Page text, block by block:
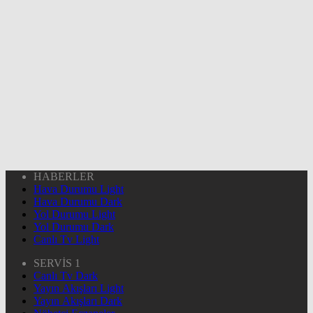
HABERLER
Hava Durumu Light
Hava Durumu Dark
Yol Durumu Light
Yol Durumu Dark
Canlı Tv Light
SERVİS 1
Canlı Tv Dark
Yayın Akışları Light
Yayın Akışları Dark